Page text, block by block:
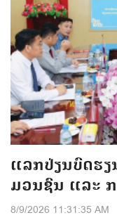
ແລກປ່ຽນບົດຮຽ
ມວນຊົນ ແລະ
8/9/2026 11:31:35 AM